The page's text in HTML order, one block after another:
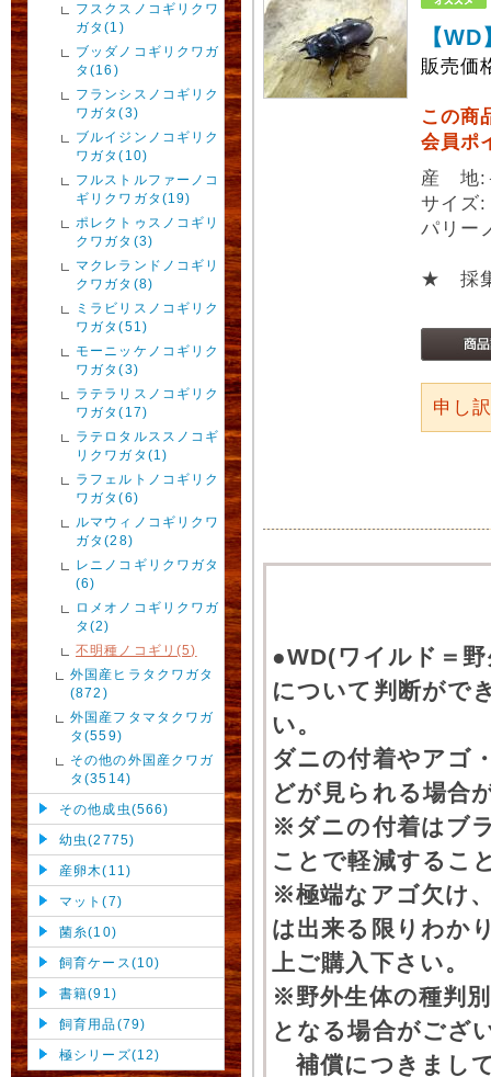
フスクスノコギリクワ
ガタ(1)
ブッダノコギリクワガ
タ(16)
フランシスノコギリク
ワガタ(3)
ブルイジンノコギリク
ワガタ(10)
フルストルファーノコ
ギリクワガタ(19)
ポレクトゥスノコギリ
クワガタ(3)
マクレランドノコギリ
クワガタ(8)
ミラビリスノコギリク
ワガタ(51)
モーニッケノコギリク
ワガタ(3)
ラテラリスノコギリク
ワガタ(17)
ラテロタルススノコギ
リクワガタ(1)
ラフェルトノコギリク
ワガタ(6)
ルマウィノコギリクワ
ガタ(28)
レニノコギリクワガタ
(6)
ロメオノコギリクワガ
タ(2)
不明種ノコギリ(5)
外国産ヒラタクワガタ
(872)
外国産フタマタクワガ
タ(559)
その他の外国産クワガ
タ(3514)
その他成虫(566)
幼虫(2775)
産卵木(11)
マット(7)
菌糸(10)
飼育ケース(10)
書籍(91)
飼育用品(79)
極シリーズ(12)
【
販売価
この商
会員ポ
産 地:
サイズ
パリー
★ 採集
申し
●WD(ワイルド＝
について判断がで
い。
ダニの付着やアゴ
どが見られる場合
※ダニの付着はブ
ことで軽減するこ
※極端なアゴ欠け
は出来る限りわか
上ご購入下さい。
※野外生体の種判
となる場合がござ
補償につきまし